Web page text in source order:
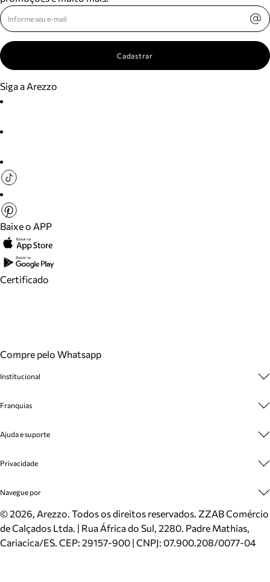
Cadastrar
Siga a Arezzo
Baixe o APP
Certificado
Compre pelo Whatsapp
Institucional
Cashback
Venda Corporativa
Mapa do Site
Inverno
Mundo Arezzo
Franquias
Plano de Negócio
Ajuda e suporte
Cadastro
Meus Pedidos
Trocas e Devoluções
Cartão Presente
Localizador de lojas
Privacidade
Politica e Privacidade
Navegue por
Sapatos
Bolsas
Scarpins
©2026, Arezzo. Todos os direitos reservados. ZZAB Comércio
de Calçados Ltda. | Rua África do Sul, 2280. Padre Mathias,
Cariacica/ES. CEP: 29157-900 | CNPJ: 07.900.208/0077-04